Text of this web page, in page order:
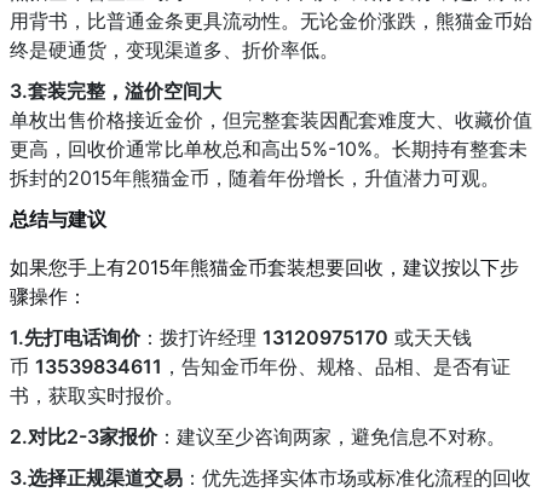
用背书，比普通金条更具流动性。无论金价涨跌，熊猫金币始
终是硬通货，变现渠道多、折价率低。
3.套装完整，溢价空间大
单枚出售价格接近金价，但完整套装因配套难度大、收藏价值
更高，回收价通常比单枚总和高出5%-10%。长期持有整套未
拆封的2015年熊猫金币，随着年份增长，升值潜力可观。
总结与建议
如果您手上有2015年熊猫金币套装想要回收，建议按以下步
骤操作：
1.先打电话询价：拨打许经理 13120975170 或天天钱
币 13539834611 ，告知金币年份、规格、品相、是否有证
书，获取实时报价。
2.对比2-3家报价：建议至少咨询两家，避免信息不对称。
3.选择正规渠道交易 ：优先选择实体市场或标准化流程的回收